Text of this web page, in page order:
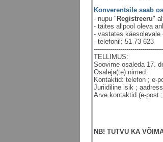
Konverentsile saab
- nupu " Registreeru"
- täites allpool oleva
- vastates käesolevale
- telefonil: 51 73 623
----------------------------------
TELLIMUS:
Soovime osaleda 17.
Osaleja(te) nimed:
Kontaktid: telefon ; e-
Juriidiline isik ;
Arve kontaktid (e-post
NB! TUTVU KA